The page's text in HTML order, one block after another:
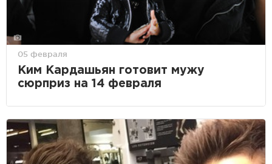
05 февраля
Ким Кардашьян готовит мужу
сюрприз на 14 февраля